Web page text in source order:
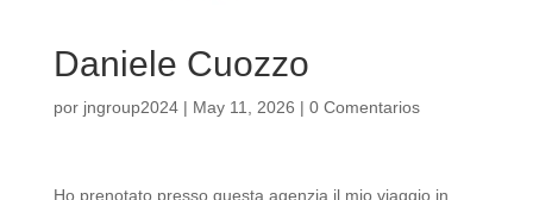
Daniele Cuozzo
por jngroup2024| May 11, 2026 | 0 Comentarios
Ho prenotato presso questa agenzia il mio viaggio in